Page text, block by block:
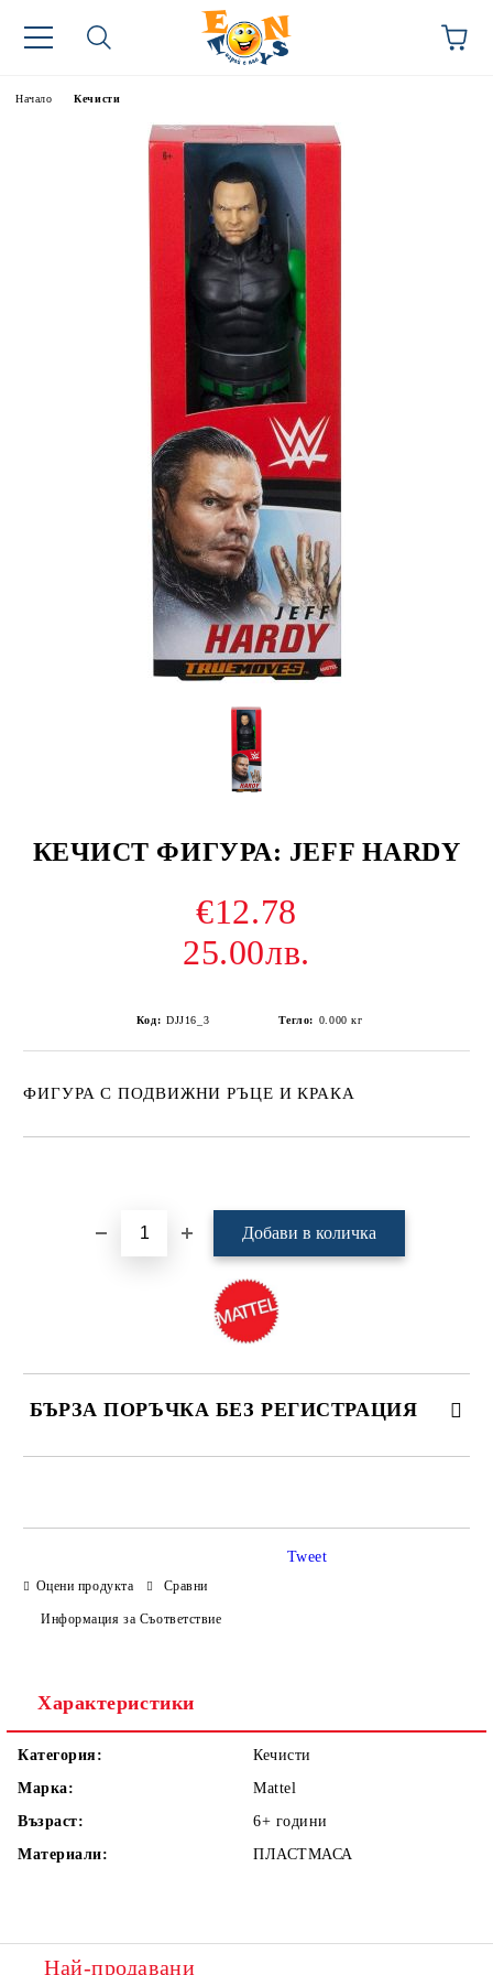
Начало Кечисти
КЕЧИСТ ФИГУРА: JEFF HARDY
€12.78
25.00лв.
Код: DJJ16_3 Тегло: 0.000 кг
ФИГУРА С ПОДВИЖНИ РЪЦЕ И КРАКА
БЪРЗА ПОРЪЧКА БЕЗ РЕГИСТРАЦИЯ
Оцени продукта Сравни
Информация за Съответствие
Tweet
Характеристики
Категория:
Кечисти
Марка:
Mattel
Възраст:
6+ години
Материали:
ПЛАСТМАСА
Най-продавани